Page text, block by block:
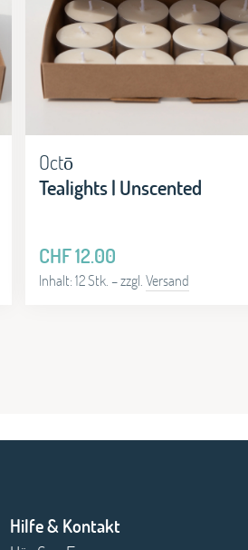
Octō
Tealights | Unscented
CHF12.00
Inhalt: 12 Stk. – zzgl. Versand
Hilfe & Kontakt